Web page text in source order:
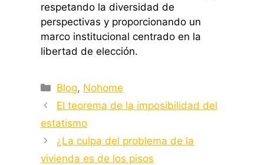
respetando la diversidad de
perspectivas y proporcionando un
marco institucional centrado en la
libertad de elección.
Categorías
Blog, Nohome
El teorema de la imposibilidad del
estatismo
¿La culpa del problema de la
vivienda es de los pisos